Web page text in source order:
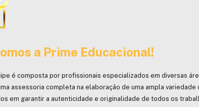
a Prime Educacional!
é composta por profissionais especializados em diversas
assessoria completa na elaboração de uma ampla variedade
em garantir a autenticidade e originalidade de todos os